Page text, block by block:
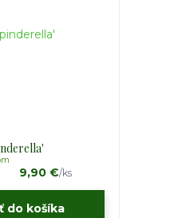
9,90 €/ks
do košíka